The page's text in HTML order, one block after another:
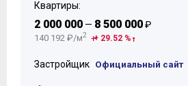
Квартиры:
2 000 000 — 8 500 000₽
140 192 ₽/м2 + 29.52 %
Застройщик Официальный сайт